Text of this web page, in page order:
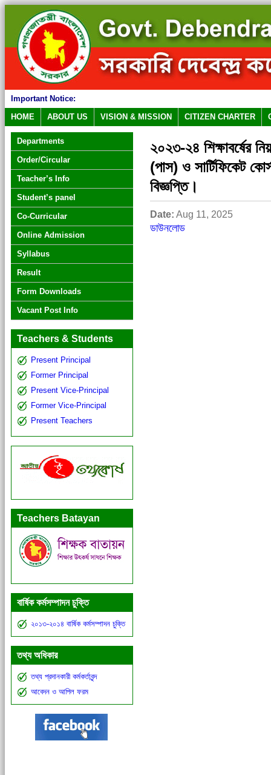
Important Notice:
HOME
ABOUT US VISION & MISSION CITIZEN CHARTER
Departments
Order/Circular
Teacher’s Info
Student’s panel
Co-Curricular
Online Admission
Syllabus
Result
Form Downloads
Vacant Post Info
Teachers & Students
Present Principal
Former Principal
Present Vice-Principal
Former Vice-Principal
Present Teachers
Teachers Batayan
বার্ষিক কর্মসম্পাদন চুক্তি
২০১৩-২০১৪ বার্ষিক কর্মসম্পাদন চুক্তি
তথ্য অধিকার
তথ্য প্রদানকারী কর্মকর্তাবৃন্দ
আবেদন ও আপিল ফরম
২০২৩-২৪ শিক্ষাবর্ষের
(পাস) ও সার্টিফিকেট
বিজ্ঞপ্তি।
Date: Aug 11, 2025
ডাউনলোড